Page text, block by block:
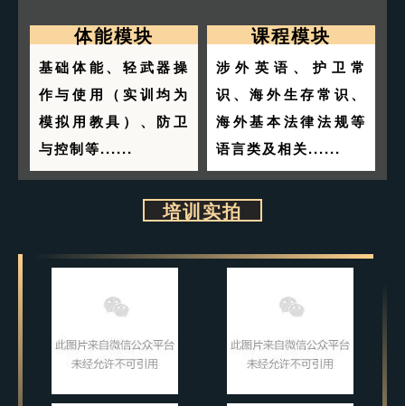
体能模块
基础体能、轻武器操
作与使用（实训均为
模拟用教具）、防卫
与控制等......
课程模块
涉外英语、护卫常
识、海外生存常识、
海外基本法律法规等
语言类及相关......
培训实拍